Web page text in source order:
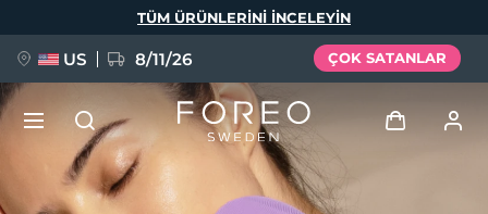
TÜM ÜRÜNLERINI INCELEYIN
US 8/11/26 ÇOK SATANLAR
YENİ